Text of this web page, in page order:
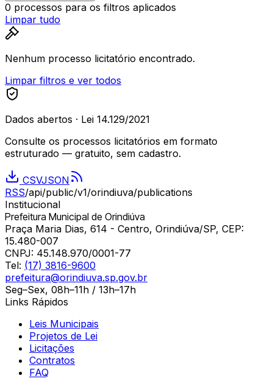
0 processos para os filtros aplicados
Limpar tudo
Nenhum processo licitatório encontrado.
Limpar filtros e ver todos
Dados abertos · Lei 14.129/2021
Consulte os processos licitatórios em formato
estruturado — gratuito, sem cadastro.
CSVJSON
RSS/api/public/v1/orindiuva/publications
Institucional
Prefeitura Municipal de Orindiúva
Praça Maria Dias, 614 - Centro, Orindiúva/SP, CEP:
15.480-007
CNPJ: 45.148.970/0001-77
Tel: (17) 3816-9600
prefeitura@orindiuva.sp.gov.br
Seg–Sex, 08h–11h / 13h–17h
Links Rápidos
Leis Municipais
Projetos de Lei
Licitações
Contratos
FAQ